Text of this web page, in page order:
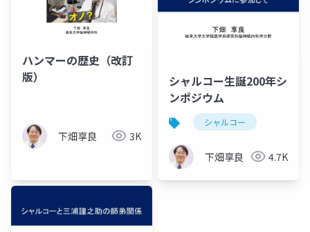
ハンマーの歴史（改訂
版）
下畑享良 3K
シャルコー生誕200年シ
ンポジウム
シャルコー
下畑享良 4.7K